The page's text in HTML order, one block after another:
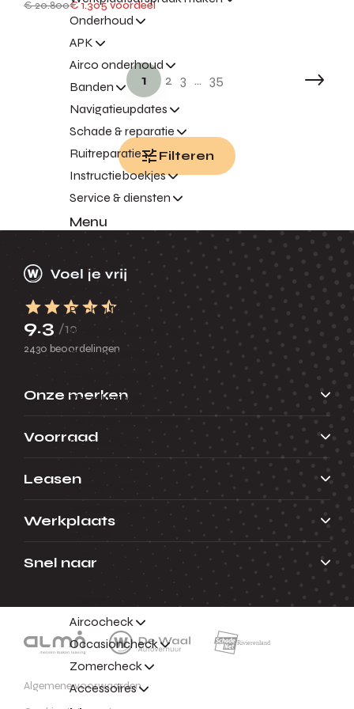
Onderhoud
APK
Airco onderhoud
Banden
Navigatieupdates
Schade & reparatie
Ruitreparatie
Instructieboekjes
Service & diensten
Menu
Terug
Pechhulp
Vervangend vervoer
Express Service
Verzekeringen
De Onderdelendienst
ServicePlus
Family Card
Aircocheck
Occasioncheck
Zomercheck
Accessoires
€ 20.800€ 1.305 voordeel
1 2 3 ... 35
Filteren
9.3 /10
2430 beoordelingen
Onze merken
Voorraad
Leasen
Werkplaats
Snel naar
Algemene voorwaarden